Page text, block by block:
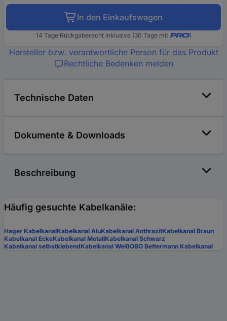
In den Einkaufswagen
14 Tage Rückgaberecht inklusive (30 Tage mit )
Hersteller bzw. verantwortliche Person für das Produkt
Rechtliche Bedenken melden
Technische Daten
Dokumente & Downloads
Beschreibung
Häufig gesuchte Kabelkanäle:
Hager KabelkanalKabelkanal AluKabelkanal AnthrazitKabelkanal Braun
Kabelkanal EckeKabelkanal MetallKabelkanal Schwarz
Kabelkanal selbstklebendKabelkanal WeißOBO Bettermann Kabelkanal